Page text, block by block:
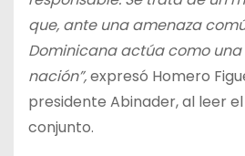
que, ante una amenaza
Dominicana actúa como una
nación”,expresó Homero
presidente Abinader, al leer
conjunto.